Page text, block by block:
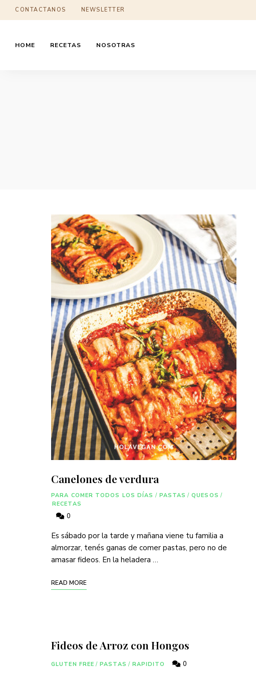
CONTACTANOS NEWSLETTER
HOME RECETAS NOSOTRAS
Canelones de verdura
PARA COMER TODOS LOS DÍAS / PASTAS / QUESOS /
RECETAS
0
Es sábado por la tarde y mañana viene tu familia a
almorzar, tenés ganas de comer pastas, pero no de
amasar fideos. En la heladera …
READ MORE
Fideos de Arroz con Hongos
GLUTEN FREE / PASTAS / RAPIDITO 0